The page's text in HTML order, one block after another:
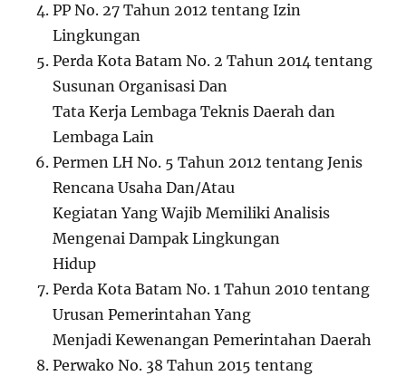
PP No. 27 Tahun 2012 tentang Izin
Lingkungan
Perda Kota Batam No. 2 Tahun 2014 tentang
Susunan Organisasi Dan
Tata Kerja Lembaga Teknis Daerah dan
Lembaga Lain
Permen LH No. 5 Tahun 2012 tentang Jenis
Rencana Usaha Dan/Atau
Kegiatan Yang Wajib Memiliki Analisis
Mengenai Dampak Lingkungan
Hidup
Perda Kota Batam No. 1 Tahun 2010 tentang
Urusan Pemerintahan Yang
Menjadi Kewenangan Pemerintahan Daerah
Perwako No. 38 Tahun 2015 tentang